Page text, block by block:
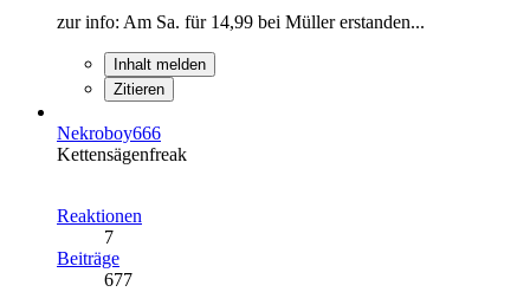
zur info: Am Sa. für 14,99 bei Müller erstanden...
Inhalt melden
Zitieren
Nekroboy666
Kettensägenfreak
Reaktionen
7
Beiträge
677